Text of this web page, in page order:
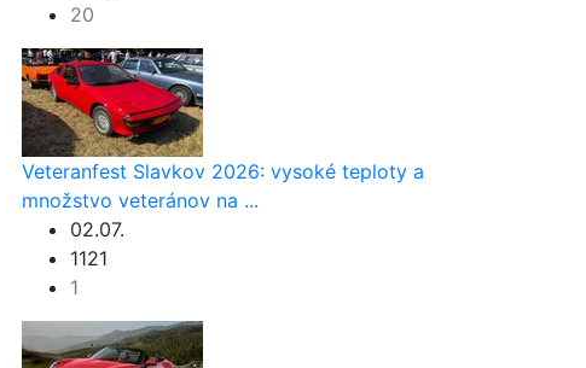
20
Veteranfest Slavkov 2026: vysoké teploty a
množstvo veteránov na ...
02.07.
1121
1